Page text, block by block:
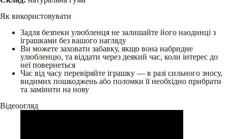
Як використовувати
Задля безпеки улюбленця не залишайте його наодинці з
іграшками без вашого нагляду
Ви можете заховати забавку, якщо вона набридне
улюбленцю, та віддати через деякий час, коли інтерес до
неї повернеться
Час від часу перевіряйте іграшку — в разі сильного зносу,
видимих пошкоджень або поломки її необхідно прибрати
та замінити на нову
Відеоогляд